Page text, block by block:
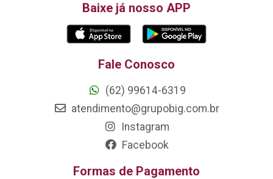
Baixe já nosso APP
Fale Conosco
(62) 99614-6319
atendimento@grupobig.com.br
Instagram
Facebook
Formas de Pagamento